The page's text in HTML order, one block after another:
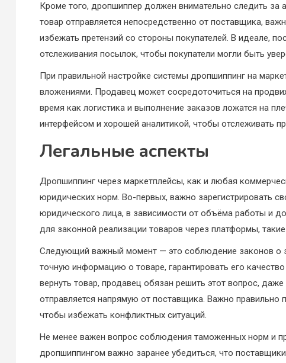
Кроме того, дропшиппер должен внимательно следить
товар отправляется непосредственно от поставщика,
избежать претензий со стороны покупателей. В идеале,
отслеживания посылок, чтобы покупатели могли быть
При правильной настройке системы дропшиппинг на
вложениями. Продавец может сосредоточиться на
время как логистика и выполнение заказов ложатся на
интерфейсом и хорошей аналитикой, чтобы отслеживать
Легальные аспекты
Дропшиппинг через маркетплейсы, как и любая
юридических норм. Во-первых, важно зарегистрировать
юридического лица, в зависимости от объёма работы и
для законной реализации товаров через платформы,
Следующий важный момент — это соблюдение законов о
точную информацию о товаре, гарантировать его
вернуть товар, продавец обязан решить этот вопрос,
отправляется напрямую от поставщика. Важно правильно
чтобы избежать конфликтных ситуаций.
Не менее важен вопрос соблюдения таможенных норм и
дропшиппингом важно заранее убедиться, что